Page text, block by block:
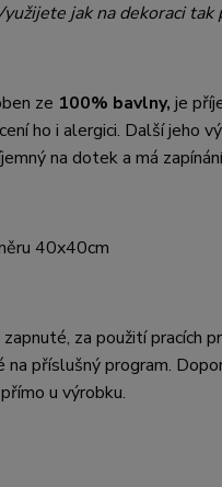
jak na dekoraci tak
ze 100% bavlny, je
ho i alergici. Další jeho
na dotek a má
40x40cm
za použití
na příslušný program.
u výrobku.